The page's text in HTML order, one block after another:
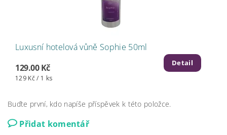
Luxusní hotelová vůně Sophie 50ml
129.00 Kč
129 Kč / 1 ks
Detail
Buďte první, kdo napíše příspěvek k této položce.
Přidat komentář